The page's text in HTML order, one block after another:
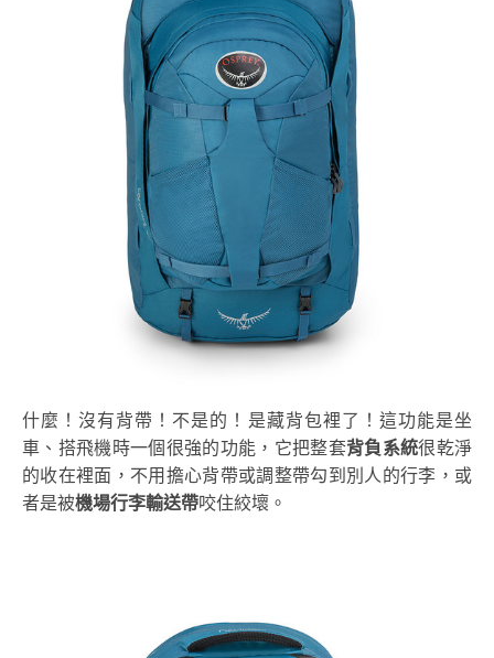
什麼！沒有背帶！不是的！是藏背包裡了！這功能是坐
車、搭飛機時一個很強的功能，它把整套背負系統很乾淨
的收在裡面，不用擔心背帶或調整帶勾到別人的行李，或
者是被機場行李輸送帶咬住絞壞。